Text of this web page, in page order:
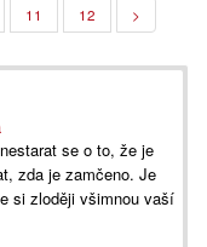
11 12 >
se o to, že je
zda je zamčeno. Je
si zloději všimnou vaší